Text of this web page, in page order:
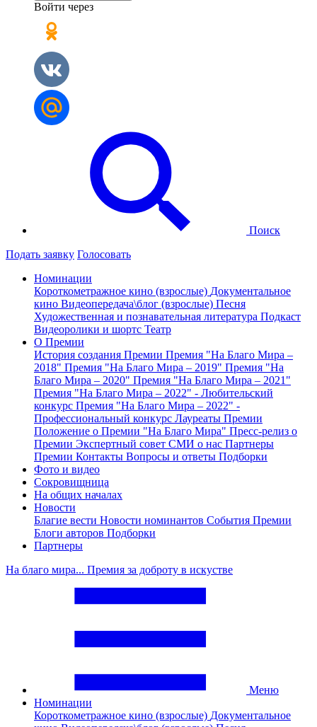
Войти через
Поиск
Подать заявку Голосовать
Номинации
Короткометражное кино (взрослые) Документальное
кино Видеопередача\блог (взрослые) Песня
Художественная и познавательная литература Подкаст
Видеоролики и шортс Театр
О Премии
История создания Премии Премия "На Благо Мира –
2018" Премия "На Благо Мира – 2019" Премия "На
Благо Мира – 2020" Премия "На Благо Мира – 2021"
Премия "На Благо Мира – 2022" - Любительский
конкурс Премия "На Благо Мира – 2022" -
Профессиональный конкурс Лауреаты Премии
Положение о Премии "На Благо Мира" Пресс-релиз о
Премии Экспертный совет СМИ о нас Партнеры
Премии Контакты Вопросы и ответы Подборки
Фото и видео
Сокровищница
На общих началах
Новости
Благие вести Новости номинантов События Премии
Блоги авторов Подборки
Партнеры
На благо мира... Премия за доброту в искустве
Меню
Номинации
Короткометражное кино (взрослые) Документальное